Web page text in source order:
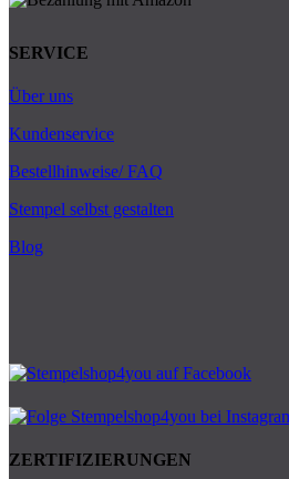
SERVICE
Über uns
Kundenservice
Bestellhinweise/ FAQ
Stempel selbst gestalten
Blog
ZERTIFIZIERUNGEN